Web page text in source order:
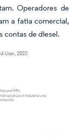
Operadores de
a fatia comercial,
contas de diesel.